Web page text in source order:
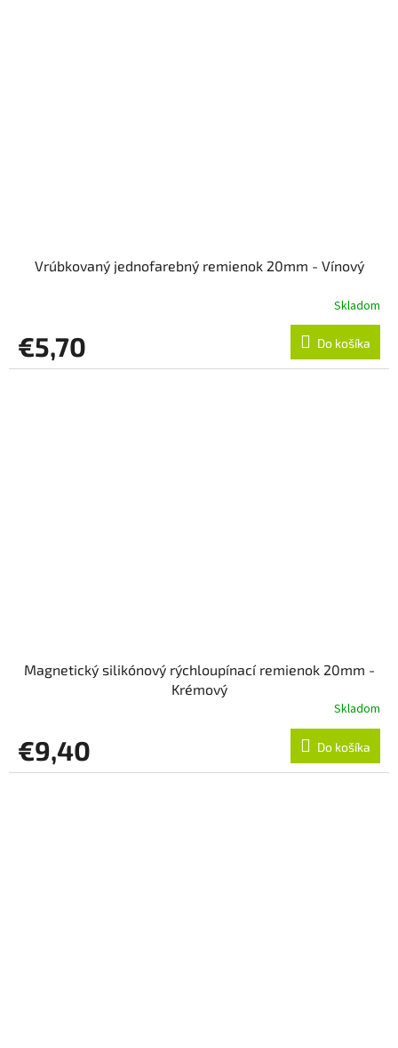
Vrúbkovaný jednofarebný remienok 20mm - Vínový
Skladom
€5,70 Do košíka
Magnetický silikónový rýchloupínací remienok 20mm -
Krémový
Skladom
€9,40 Do košíka